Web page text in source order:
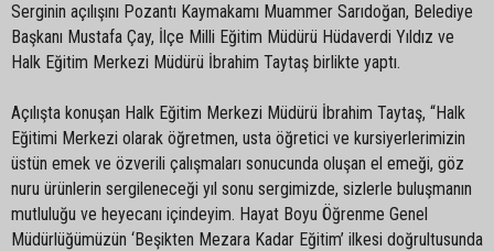
Serginin açılışını Pozantı Kaymakamı Muammer Sarıdoğan, Belediye
Başkanı Mustafa Çay, İlçe Milli Eğitim Müdürü Hüdaverdi Yıldız ve
Halk Eğitim Merkezi Müdürü İbrahim Taytaş birlikte yaptı.
Açılışta konuşan Halk Eğitim Merkezi Müdürü İbrahim Taytaş, “Halk
Eğitimi Merkezi olarak öğretmen, usta öğretici ve kursiyerlerimizin
üstün emek ve özverili çalışmaları sonucunda oluşan el emeği, göz
nuru ürünlerin sergileneceği yıl sonu sergimizde, sizlerle buluşmanın
mutluluğu ve heyecanı içindeyim. Hayat Boyu Öğrenme Genel
Müdürlüğümüzün ‘Beşikten Mezara Kadar Eğitim’ ilkesi doğrultusunda